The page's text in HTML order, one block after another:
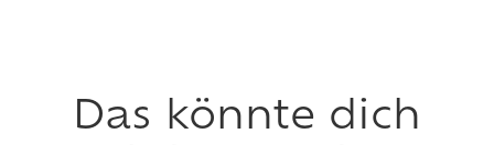
Das könnte dich